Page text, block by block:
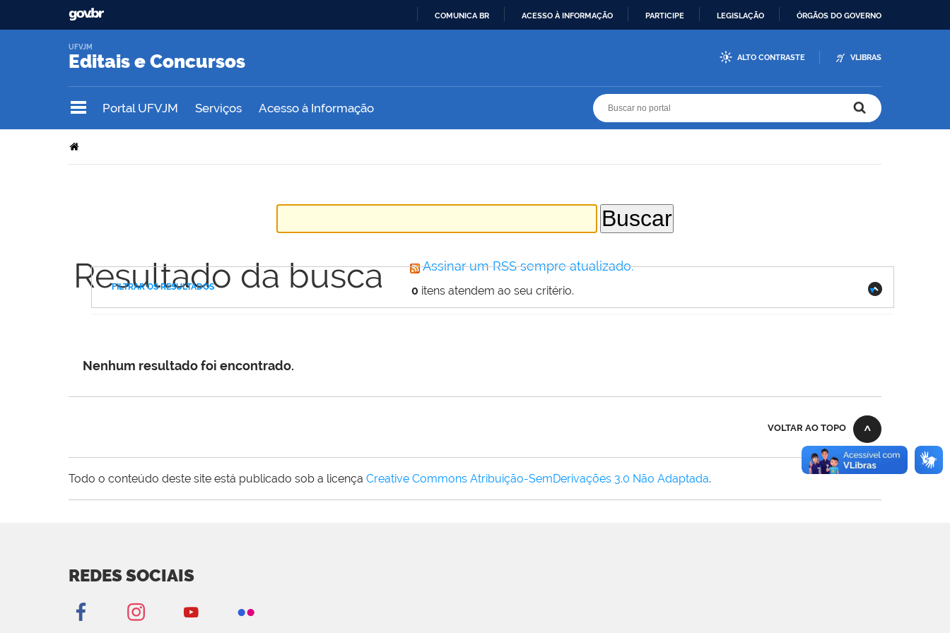
COMUNICA BR ACESSO À INFORMAÇÃO PARTICIPE LEGISLAÇÃO ÓRGÃOS DO GOVERNO
Editais e Concursos
UFVJM
ALTO CONTRASTE VLIBRAS
Portal UFVJM Serviços Acesso à Informação
Resultado da busca Assinar um RSS sempre atualizado.
0 itens atendem ao seu critério.
FILTRAR OS RESULTADOS
Nenhum resultado foi encontrado.
VOLTAR AO TOPO
Todo o conteúdo deste site está publicado sob a licença Creative Commons Atribuição-SemDerivações 3.0 Não Adaptada.
REDES SOCIAIS